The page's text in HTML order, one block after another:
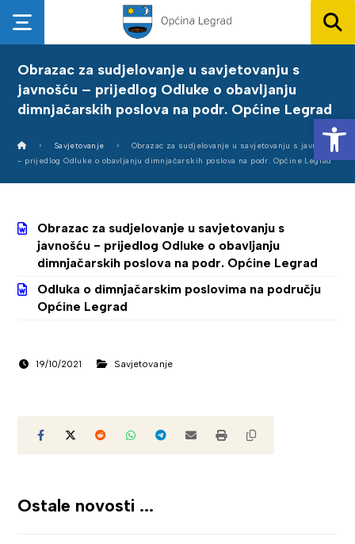
Obrazac za sudjelovanje u savjetovanju s
javnošću – prijedlog Odluke o obavljanju
dimnjačarskih poslova na podr. Općine Legrad
Savjetovanje
Obrazac za sudjelovanje u savjetovanju s javnošću
- prijedlog Odluke o obavljanju dimnjačarskih poslova na podr. Općine Legrad
Obrazac za sudjelovanje u savjetovanju s
javnošću - prijedlog Odluke o obavljanju
dimnjačarskih poslova na podr. Općine Legrad
Odluka o dimnjačarskim poslovima na području
Općine Legrad
19/10/2021 Savjetovanje
Ostale novosti ...